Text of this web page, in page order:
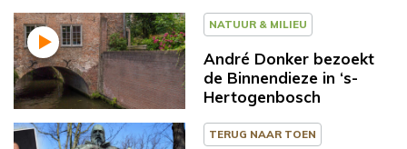
NATUUR & MILIEU
André Donker bezoekt
de Binnendieze in ‘s-
Hertogenbosch
TERUG NAAR TOEN